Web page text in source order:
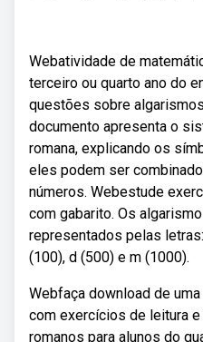
Webatividade de
terceiro ou quarto ano do
questões sobre
documento apresenta o
romana, explicando os
eles podem ser
números. Webestude
com gabarito. Os
representados pelas
(100), d (500) e m (1000).
Webfaça download de
com exercícios de leitura
romanos para alunos do